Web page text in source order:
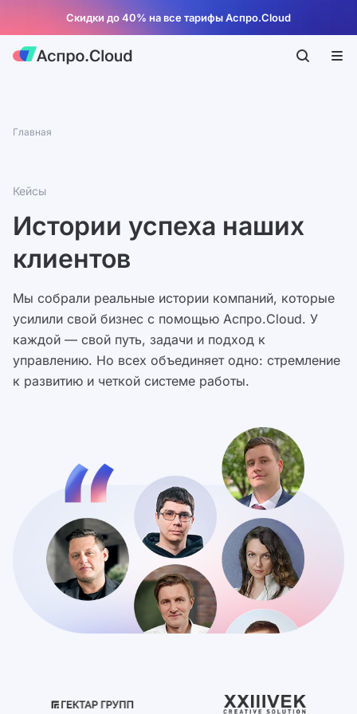
Скидки до 40% на все тарифы Аспро.Cloud
Главная
Кейсы
Истории успеха наших
клиентов
Мы собрали реальные истории компаний, которые
усилили свой бизнес с помощью Аспро.Cloud. У
каждой — свой путь, задачи и подход к
управлению. Но всех объединяет одно: стремление
к развитию и четкой системе работы.